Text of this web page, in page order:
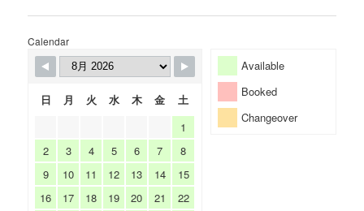
ナ
ビ
ゲ
Calendar
Available
Booked
Changeover
日 月 火 水 木 金
土
1
2
3 4 5 6 7
8
9
10 11 12 13 14
15
16
17 18 19 20 21
22